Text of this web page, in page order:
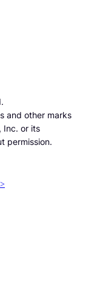
and other marks
Inc. or its
permission.